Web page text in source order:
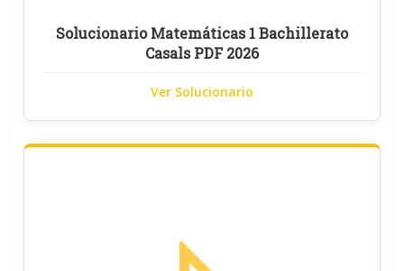
Solucionario Matemáticas 1 Bachillerato
Casals PDF 2026
Ver Solucionario